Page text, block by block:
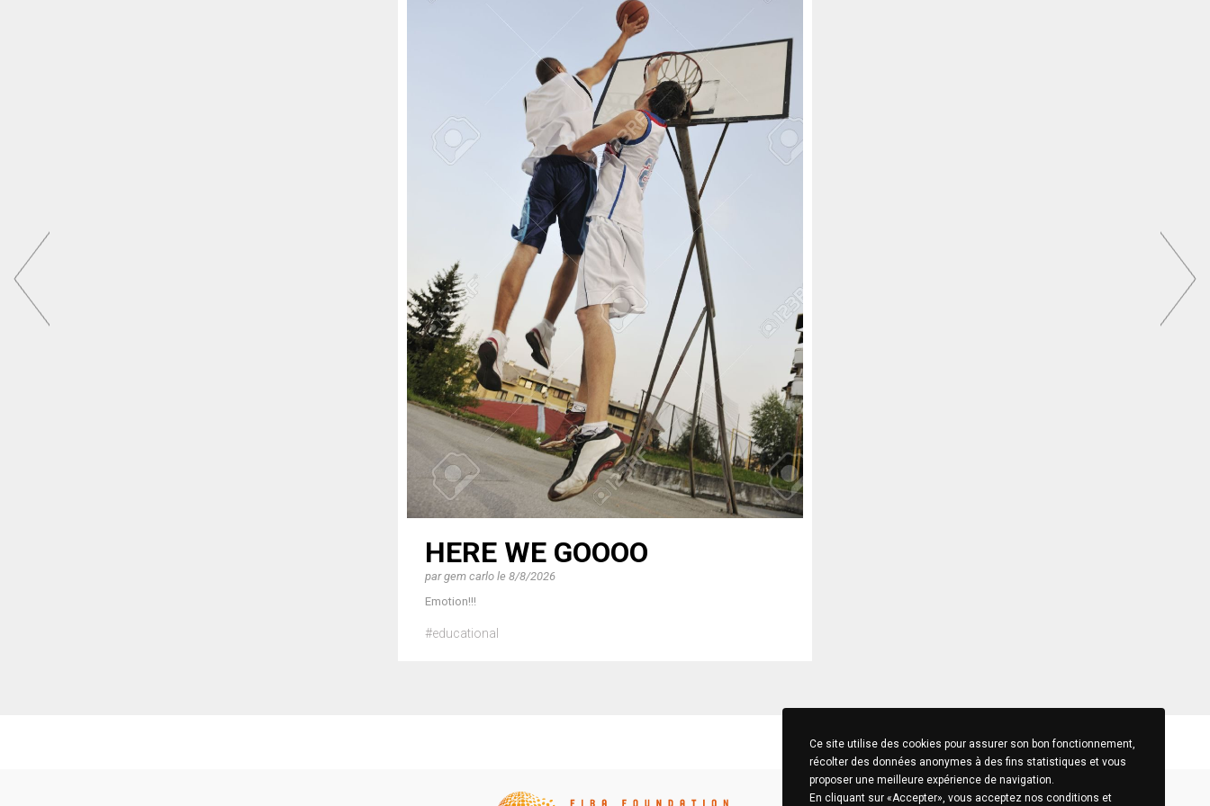
HERE WE GOOOO
pargem carlo le8/8/2026
Emotion!!!
#educational
Ce site utilise des cookies pour assurer son bon fonctionnement,
récolter des données anonymes à des fins statistiques et vous
proposer une meilleure expérience de navigation.
En cliquant sur «Accepter», vous acceptez nos conditions et